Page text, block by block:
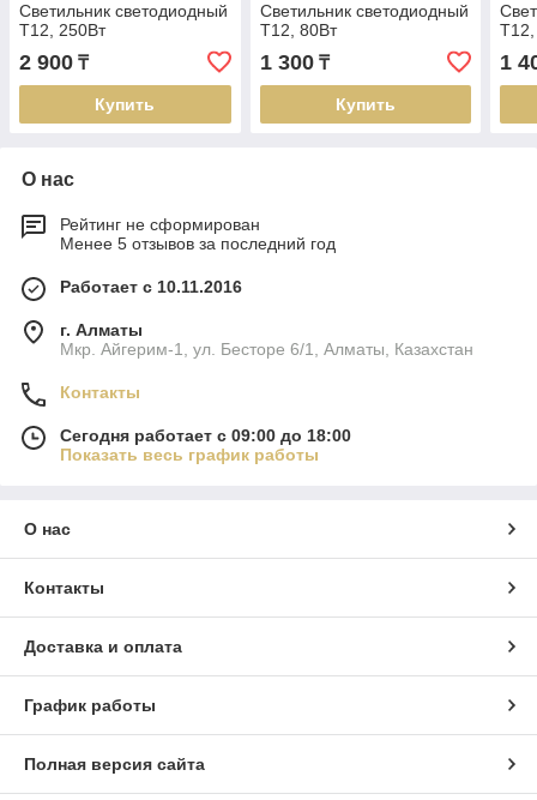
Светильник светодиодный
T12, 250Вт
2 900 ₸
Купить
Светильник светодиодный
T12, 80Вт
1 300₸
Купить
1
О нас
Рейтинг не сформирован
Менее 5 отзывов за последний год
Работает с 10.11.2016
г. Алматы
Мкр. Айгерим-1, ул. Бесторе 6/1, Алматы, Казахстан
Контакты
Сегодня работает с 09:00 до 18:00
Показать весь график работы
О нас
Контакты
Доставка и оплата
График работы
Полная версия сайта